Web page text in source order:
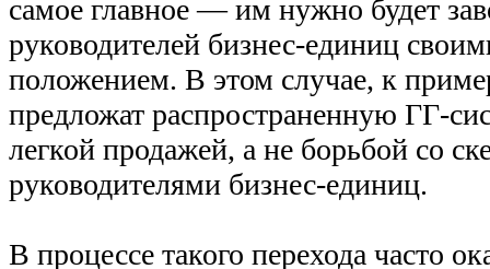
самое главное — им нужно будет
руководителей бизнес-единиц
положением. В этом случае, к
предложат распространенную ГГ-
легкой продажей, а не борьбой со
руководителями бизнес-единиц.
В процессе такого перехода часто